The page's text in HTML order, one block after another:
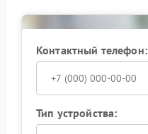
Контактный телефон:
Тип устройства: